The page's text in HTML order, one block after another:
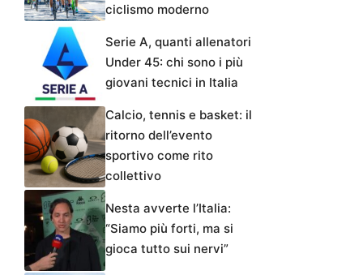
ciclismo moderno
Serie A, quanti allenatori
Under 45: chi sono i più
giovani tecnici in Italia
Calcio, tennis e basket: il
ritorno dell’evento
sportivo come rito
collettivo
Nesta avverte l’Italia:
“Siamo più forti, ma si
gioca tutto sui nervi”